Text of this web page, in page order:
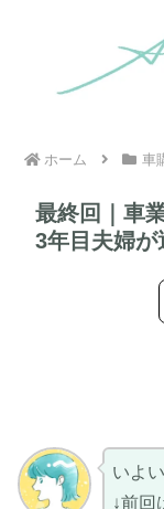
ホーム 車
最終回｜車
3年目夫婦
いよ
↓前回